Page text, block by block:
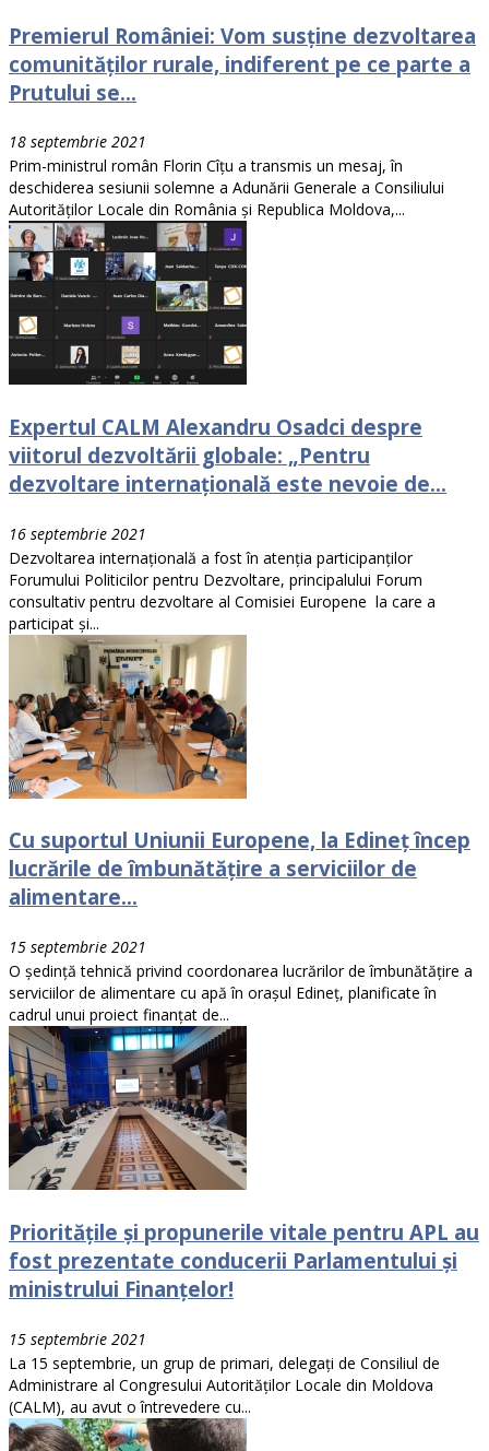
Premierul României: Vom susţine dezvoltarea
comunităţilor rurale, indiferent pe ce parte a
Prutului se...
18 septembrie 2021
Prim-ministrul român Florin Cîţu a transmis un mesaj, în
deschiderea sesiunii solemne a Adunării Generale a Consiliului
Autorităţilor Locale din România şi Republica Moldova,...
Expertul CALM Alexandru Osadci despre
viitorul dezvoltării globale: „Pentru
dezvoltare internațională este nevoie de...
16 septembrie 2021
Dezvoltarea internațională a fost în atenția participanților
Forumului Politicilor pentru Dezvoltare, principalului Forum
consultativ pentru dezvoltare al Comisiei Europene la care a
participat și...
Cu suportul Uniunii Europene, la Edineț încep
lucrările de îmbunătățire a serviciilor de
alimentare...
15 septembrie 2021
O ședință tehnică privind coordonarea lucrărilor de îmbunătățire a
serviciilor de alimentare cu apă în orașul Edineț, planificate în
cadrul unui proiect finanțat de...
Prioritățile și propunerile vitale pentru APL au
fost prezentate conducerii Parlamentului și
ministrului Finanțelor!
15 septembrie 2021
La 15 septembrie, un grup de primari, delegați de Consiliul de
Administrare al Congresului Autorităților Locale din Moldova
(CALM), au avut o întrevedere cu...